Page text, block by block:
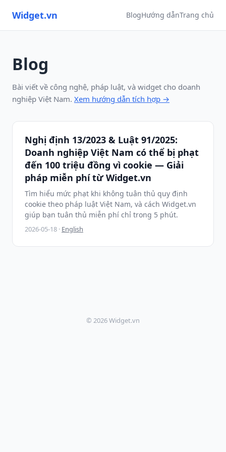
Widget.vn BlogHướng dẫnTrang chủ
Blog
Bài viết về công nghệ, pháp luật, và widget cho doanh
nghiệp Việt Nam. Xem hướng dẫn tích hợp →
Nghị định 13/2023 & Luật 91/2025:
Doanh nghiệp Việt Nam có thể bị phạt
đến 100 triệu đồng vì cookie — Giải
pháp miễn phí từ Widget.vn
Tìm hiểu mức phạt khi không tuân thủ quy định
cookie theo pháp luật Việt Nam, và cách Widget.vn
giúp bạn tuân thủ miễn phí chỉ trong 5 phút.
2026-05-18 · English
© 2026 Widget.vn